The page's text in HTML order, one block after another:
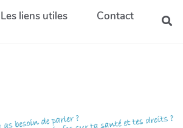
Les liens utiles Contact